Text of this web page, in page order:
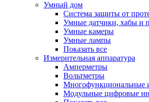
Умный дом
Система защиты от
Умные датчики, хабы и
Умные камеры
Умные лампы
Показать все
Измерительная аппаратура
Амперметры
Вольтметры
Многофункциональные
Модульные цифровые